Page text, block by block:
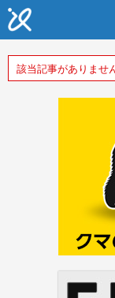
該当記事がありませ